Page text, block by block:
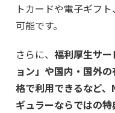
トカードや電子ギフ
可能です。
さらに、 福利厚生サ
ョン」や国内・国外
格で利用できるなど
ギュラーならではの特